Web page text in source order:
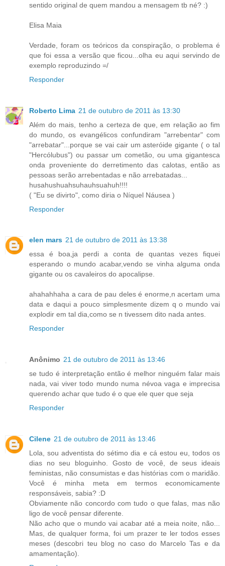
sentido original de quem mandou a mensagem tb né? :)
Elisa Maia
Verdade, foram os teóricos da conspiração, o problema é
que foi essa a versão que ficou...olha eu aqui servindo de
exemplo reproduzindo =/
Responder
Roberto Lima 21 de outubro de 2011 às 13:30
Além do mais, tenho a certeza de que, em relação ao fim
do mundo, os evangélicos confundiram "arrebentar" com
"arrebatar"...porque se vai cair um asteróide gigante ( o tal
"Hercólubus") ou passar um cometão, ou uma gigantesca
onda proveniente do derretimento das calotas, então as
pessoas serão arrebentadas e não arrebatadas...
husahushuahsuhauhsuahuh!!!!
( "Eu se divirto", como diria o Níquel Náusea )
Responder
elen mars 21 de outubro de 2011 às 13:38
essa é boa,ja perdi a conta de quantas vezes fiquei
esperando o mundo acabar,vendo se vinha alguma onda
gigante ou os cavaleiros do apocalipse.
ahahahhaha a cara de pau deles é enorme,n acertam uma
data e daqui a pouco simplesmente dizem q o mundo vai
explodir em tal dia,como se n tivessem dito nada antes.
Responder
Anônimo 21 de outubro de 2011 às 13:46
se tudo é interpretação então é melhor ninguém falar mais
nada, vai viver todo mundo numa névoa vaga e imprecisa
querendo achar que tudo é o que ele quer que seja
Responder
Cilene 21 de outubro de 2011 às 13:46
Lola, sou adventista do sétimo dia e cá estou eu, todos os
dias no seu bloguinho. Gosto de você, de seus ideais
feministas, não consumistas e das histórias com o maridão.
Você é minha meta em termos economicamente
responsáveis, sabia? :D
Obviamente não concordo com tudo o que falas, mas não
ligo de você pensar diferente.
Não acho que o mundo vai acabar até a meia noite, não...
Mas, de qualquer forma, foi um prazer te ler todos esses
meses (descobri teu blog no caso do Marcelo Tas e da
amamentação).